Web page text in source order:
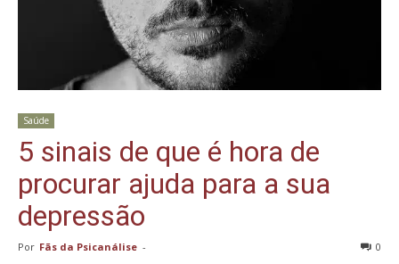
Saúde
5 sinais de que é hora de
procurar ajuda para a sua
depressão
Por Fãs da Psicanálise - 0